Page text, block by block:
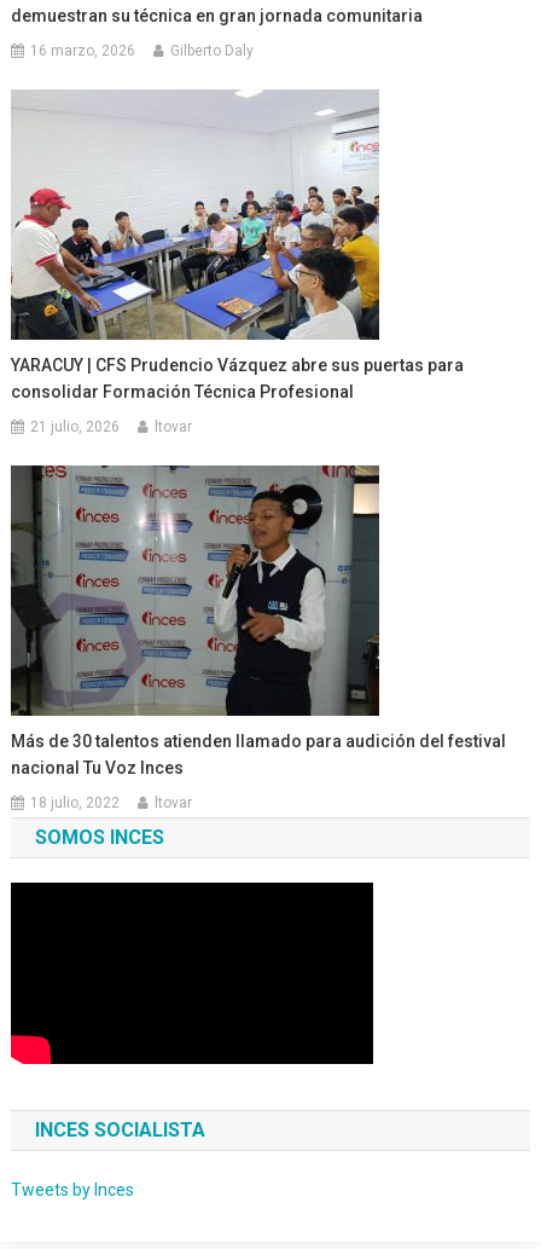
demuestran su técnica en gran jornada comunitaria
16 marzo, 2026 Gilberto Daly
YARACUY | CFS Prudencio Vázquez abre sus puertas para
consolidar Formación Técnica Profesional
21 julio, 2026 ltovar
Más de 30 talentos atienden llamado para audición del festival
nacional Tu Voz Inces
18 julio, 2022 ltovar
SOMOS INCES
INCES SOCIALISTA
Tweets by Inces